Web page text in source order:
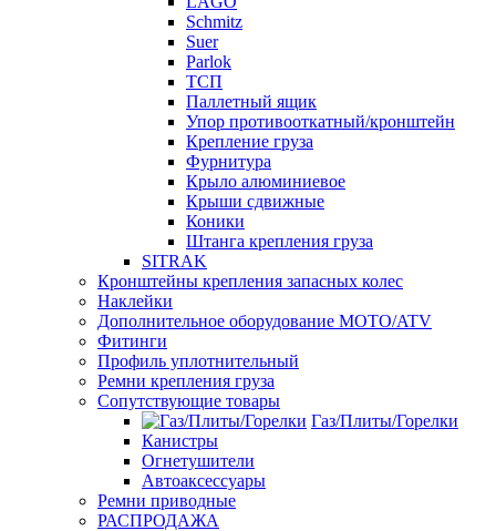
Schmitz
Suer
Parlok
ТСП
Паллетный ящик
Упор противооткатный/кронштейн
Крепление груза
Фурнитура
Крыло алюминиевое
Крыши сдвижные
Коники
Штанга крепления груза
SITRAK
Кронштейны крепления запасных колес
Наклейки
Дополнительное оборудование MOTO/ATV
Фитинги
Профиль уплотнительный
Ремни крепления груза
Сопутствующие товары
Газ/Плиты/Горелки
Канистры
Огнетушители
Автоаксессуары
Ремни приводные
РАСПРОДАЖА